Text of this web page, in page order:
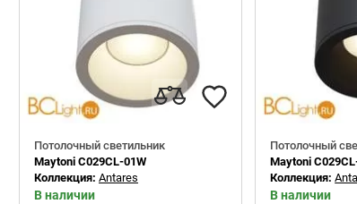
Потолочный светильник
Maytoni C029CL-01W
Коллекция: Antares
В наличии
Потолочный
Maytoni
Коллекция:
В наличии